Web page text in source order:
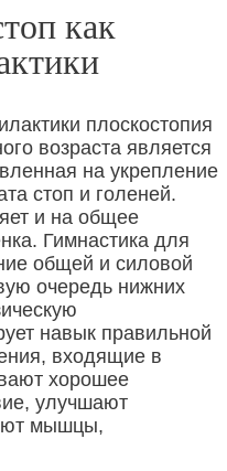
как
плоскостопия
возраста является
на укрепление
стоп и голеней.
и на общее
Гимнастика для
общей и силовой
очередь нижних
навык правильной
входящие в
хорошее
улучшают
мышцы,